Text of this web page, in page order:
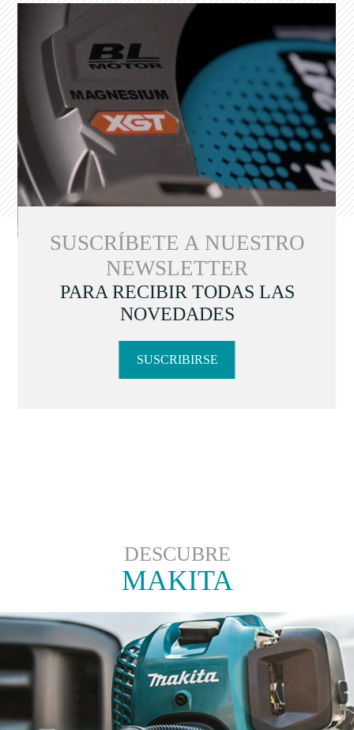
SUSCRÍBETE A NUESTRO
NEWSLETTER
PARA RECIBIR TODAS LAS
NOVEDADES
SUSCRIBIRSE
DESCUBRE
MAKITA